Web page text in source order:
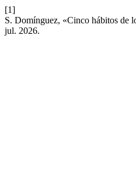
[1]
S. Domínguez, «Cinco hábitos de
jul. 2026.